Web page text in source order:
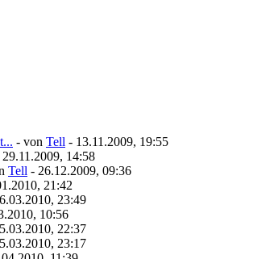
- von Tell - 13.11.2009, 19:55
29.11.2009, 14:58
Tell - 26.12.2009, 09:36
21:42
23:49
10:56
22:37
23:17